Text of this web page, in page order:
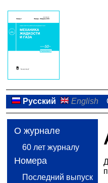
Русский English
О журнале
60 лет журналу
Номера
Последний выпуск